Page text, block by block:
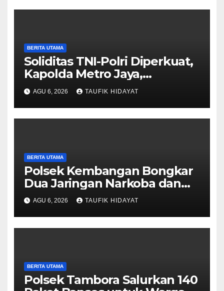
BERITA UTAMA
Soliditas TNI-Polri Diperkuat,
Kapolda Metro Jaya,
Pangdam Jaya, dan
Dankorbrimob Jalin
Silaturahmi
AGU 6, 2026 TAUFIK HIDAYAT
BERITA UTAMA
Polsek Kembangan Bongkar
Dua Jaringan Narkoba dan
Obat Keras, Sita Puluhan Ribu
Pil, 1,1 Kg Sabu hingga Vape
Etomidate
AGU 6, 2026 TAUFIK HIDAYAT
BERITA UTAMA
Polsek Tambora Salurkan 140